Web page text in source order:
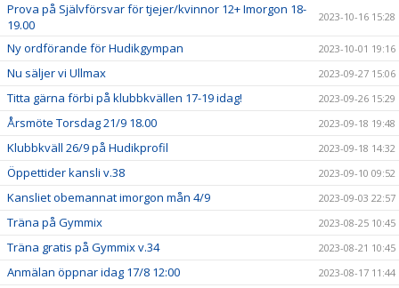
Prova på Självförsvar för tjejer/kvinnor 12+ Imorgon 18-
19.00
2023-10-16 15:28
Ny ordförande för Hudikgympan 2023-10-01 19:16
Nu säljer vi Ullmax 2023-09-27 15:06
Titta gärna förbi på klubbkvällen 17-19 idag! 2023-09-26 15:29
Årsmöte Torsdag 21/9 18.00 2023-09-18 19:48
Klubbkväll 26/9 på Hudikprofil 2023-09-18 14:32
Öppettider kansli v.38 2023-09-10 09:52
Kansliet obemannat imorgon mån 4/9 2023-09-03 22:57
Träna på Gymmix 2023-08-25 10:45
Träna gratis på Gymmix v.34 2023-08-21 10:45
Anmälan öppnar idag 17/8 12:00 2023-08-17 11:44